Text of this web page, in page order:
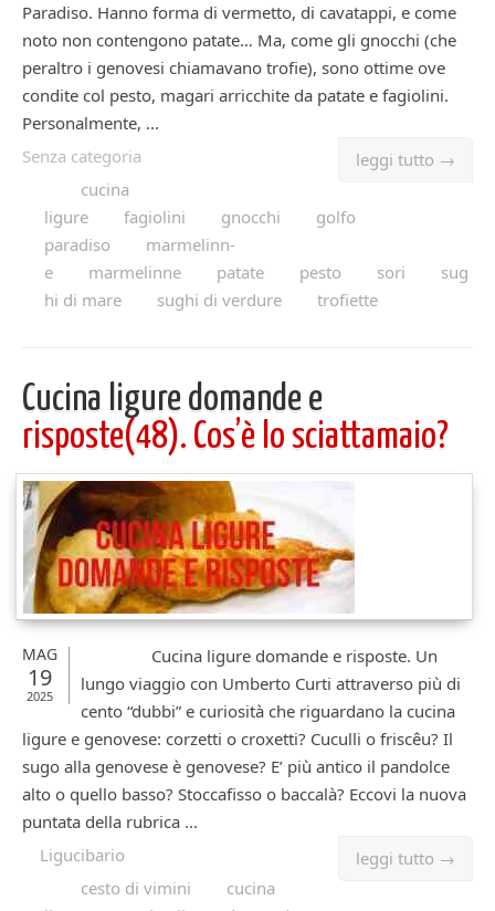
Paradiso. Hanno forma di vermetto, di cavatappi, e come
noto non contengono patate… Ma, come gli gnocchi (che
peraltro i genovesi chiamavano trofie), sono ottime ove
condite col pesto, magari arricchite da patate e fagiolini.
Personalmente, ...
leggi tutto →
Senza categoria
cucina
ligure
fagiolini gnocchi
golfo
paradiso
marmelinn-
e
marmelinne patate pesto sori
sug
hi di mare
sughi di verdure trofiette
Cucina ligure domande e
risposte(48). Cos’è lo sciattamaio?
MAG
19
2025
Cucina ligure domande e risposte. Un
lungo viaggio con Umberto Curti attraverso più di
cento “dubbi” e curiosità che riguardano la cucina
ligure e genovese: corzetti o croxetti? Cuculli o friscêu? Il
sugo alla genovese è genovese? E’ più antico il pandolce
alto o quello basso? Stoccafisso o baccalà? Eccovi la nuova
puntata della rubrica ...
leggi tutto →
Ligucibario
cesto di vimini
cucina